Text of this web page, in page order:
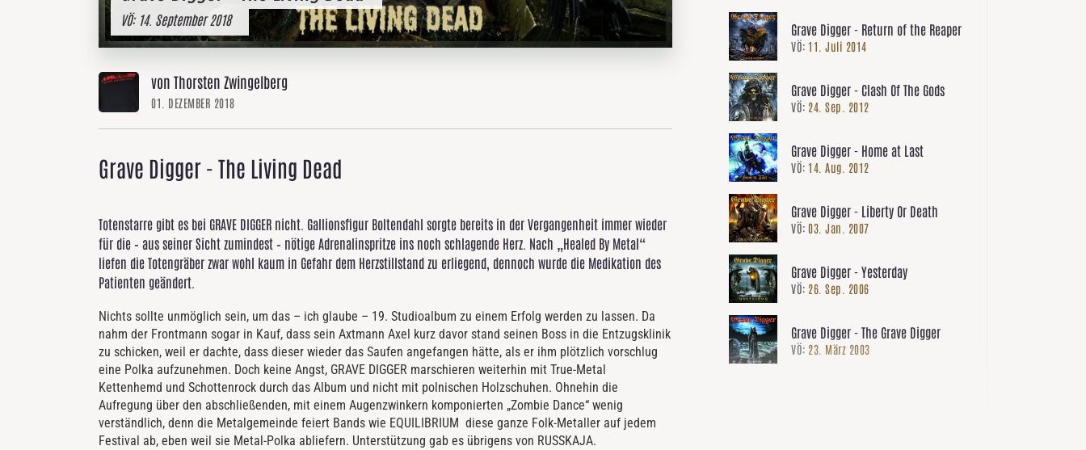
VÖ:14. September 2018
von Thorsten Zwingelberg
01. DEZEMBER 2018
Grave Digger - The Living Dead
Totenstarre gibt es bei GRAVE DIGGER nicht. Gallionsfigur Boltendahl sorgte bereits in der Vergangenheit immer wieder
für die – aus seiner Sicht zumindest – nötige Adrenalinspritze ins noch schlagende Herz. Nach „Healed By Metal“
liefen die Totengräber zwar wohl kaum in Gefahr dem Herzstillstand zu erliegend, dennoch wurde die Medikation des
Patienten geändert.
Nichts sollte unmöglich sein, um das – ich glaube – 19. Studioalbum zu einem Erfolg werden zu lassen. Da
nahm der Frontmann sogar in Kauf, dass sein Axtmann Axel kurz davor stand seinen Boss in die Entzugsklinik
zu schicken, weil er dachte, dass dieser wieder das Saufen angefangen hätte, als er ihm plötzlich vorschlug
eine Polka aufzunehmen. Doch keine Angst, GRAVE DIGGER marschieren weiterhin mit True-Metal
Kettenhemd und Schottenrock durch das Album und nicht mit polnischen Holzschuhen. Ohnehin die
Aufregung über den abschließenden, mit einem Augenzwinkern komponierten „Zombie Dance“ wenig
verständlich, denn die Metalgemeinde feiert Bands wie EQUILIBRIUM diese ganze Folk-Metaller auf jedem
Festival ab, eben weil sie Metal-Polka abliefern. Unterstützung gab es übrigens von RUSSKAJA.
Grave Digger - Return of the Reaper
VÖ: 11. Juli 2014
Grave Digger - Clash Of The Gods
VÖ: 24. Sep. 2012
Grave Digger - Home at Last
VÖ: 14. Aug. 2012
Grave Digger - Liberty Or Death
VÖ: 03. Jan. 2007
Grave Digger - Yesterday
VÖ: 26. Sep. 2006
Grave Digger - The Grave Digger
VÖ: 23. März 2003